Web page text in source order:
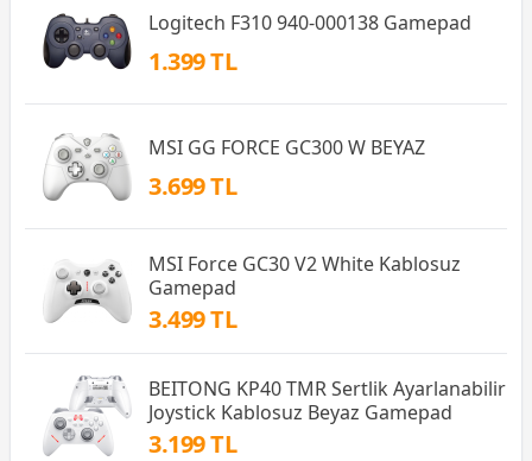
Logitech F310 940-000138 Gamepad
1.399 TL
MSI GG FORCE GC300 W BEYAZ
3.699 TL
MSI Force GC30 V2 White Kablosuz
Gamepad
3.499 TL
BEITONG KP40 TMR Sertlik Ayarlanabilir
Joystick Kablosuz Beyaz Gamepad
3.199 TL